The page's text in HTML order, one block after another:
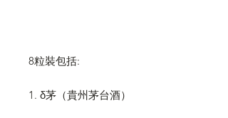
8粒裝包括:
1. δ茅（貴州茅台酒）